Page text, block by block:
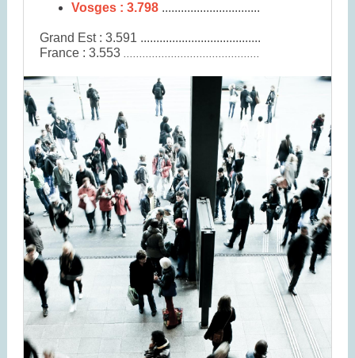
Vosges : 3.798 ...............................
Grand Est : 3.591 ......................................
France : 3.553